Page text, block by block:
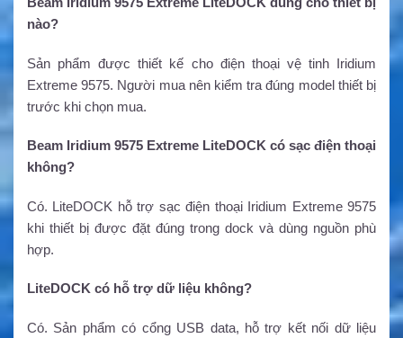
nào?
Sản phẩm được thiết kế cho điện thoại vệ tinh Iridium
Extreme 9575. Người mua nên kiểm tra đúng model thiết bị
trước khi chọn mua.
Beam Iridium 9575 Extreme LiteDOCK có sạc điện thoại
không?
Có. LiteDOCK hỗ trợ sạc điện thoại Iridium Extreme 9575
khi thiết bị được đặt đúng trong dock và dùng nguồn phù
hợp.
LiteDOCK có hỗ trợ dữ liệu không?
Có. Sản phẩm có cổng USB data, hỗ trợ kết nối dữ liệu